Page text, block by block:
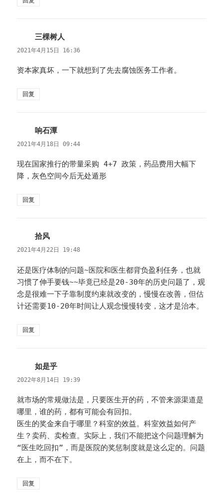
三棵树人
道：
2021年4月15日 16:36
资本家真坏，一下就想到了先去腐蚀医务工作者。
回复
响石潭
道：
2021年4月18日 09:44
现在国家推行的带量采购 4+7 政策，药品费用大幅下
降，灰色空间今后无处遁形
回复
拾风
道：
2021年4月22日 19:48
还是医疗体制的问题~医院和医生都背负盈利任务，也就
习惯了伸手要钱~~毕竟已经是20-30年的历史问题了，观
念是很难一下子靠制度约束就改变的，慢慢在改善，但估
计还需要10-20年时间让人观念慢慢转变，这才是治本。
回复
如是乎
道：
2022年8月14日 19:39
就市场的常规做法是，只要医生开的药，不管来源渠道是
哪里，谁的药，都有可能会有回扣。
医生的奖金来自于哪里？科室的效益。科室效益如何产
生？卖药、卖检查。实际上，我们不能把这个问题理解为
“医生吃回扣”，而是医院的奖惩制度就是这么定的。问题
在上，而不在下。
回复